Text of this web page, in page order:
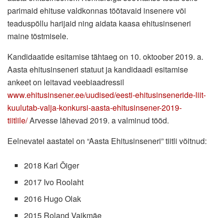
parimaid ehituse valdkonnas töötavaid insenere või
teaduspõllu harijaid ning aidata kaasa ehitusinseneri
maine tõstmisele.
Kandidaatide esitamise tähtaeg on 10. oktoober 2019. a.
Aasta ehitusinseneri statuut ja kandidaadi esitamise
ankeet on leitavad veebiaadressil
www.ehitusinsener.ee/uudised/eesti-ehitusinseneride-liit-
kuulutab-valja-konkursi-aasta-ehitusinsener-2019-
tiitlile/Arvesse lähevad 2019. a valminud tööd.
Eelnevatel aastatel on “Aasta Ehitusinseneri” tiitli võitnud:
2018 Karl Õiger
2017 Ivo Roolaht
2016 Hugo Olak
2015 Roland Vaikmäe